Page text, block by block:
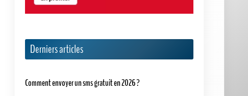
Derniers articles
Comment envoyer un sms gratuit en 2026 ?